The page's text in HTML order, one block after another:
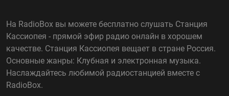
На RadioBox вы можете бесплатно слушать Станция
Кассиопея - прямой эфир радио онлайн в хорошем
качестве. Станция Кассиопея вещает в стране Россия.
Основные жанры: Клубная и электронная музыка.
Наслаждайтесь любимой радиостанцией вместе с
RadioBox.